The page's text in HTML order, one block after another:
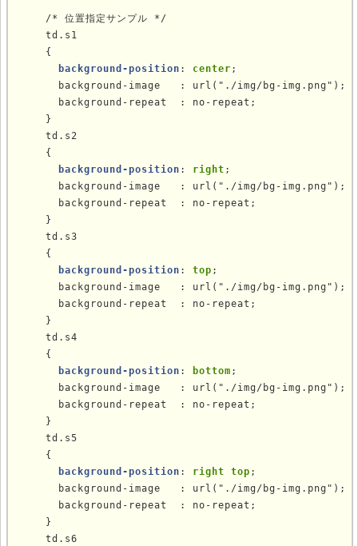
    /* 位置指定サンプル */
td.s1
    {
background-position : center ;
      background-image   : url("./img/bg-img.png");
      background-repeat  : no-repeat;
    }
td.s2
    {
background-position : right ;
      background-image   : url("./img/bg-img.png");
      background-repeat  : no-repeat;
    }
td.s3
    {
background-position : top ;
      background-image   : url("./img/bg-img.png");
      background-repeat  : no-repeat;
    }
td.s4
    {
background-position : bottom ;
      background-image   : url("./img/bg-img.png");
      background-repeat  : no-repeat;
    }
td.s5
    {
background-position : right top ;
      background-image   : url("./img/bg-img.png");
      background-repeat  : no-repeat;
    }
td.s6